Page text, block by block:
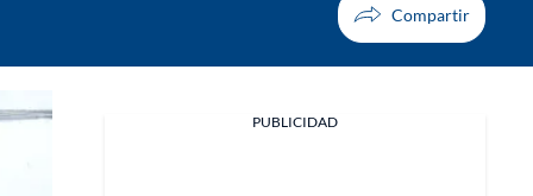
PUBLICIDAD